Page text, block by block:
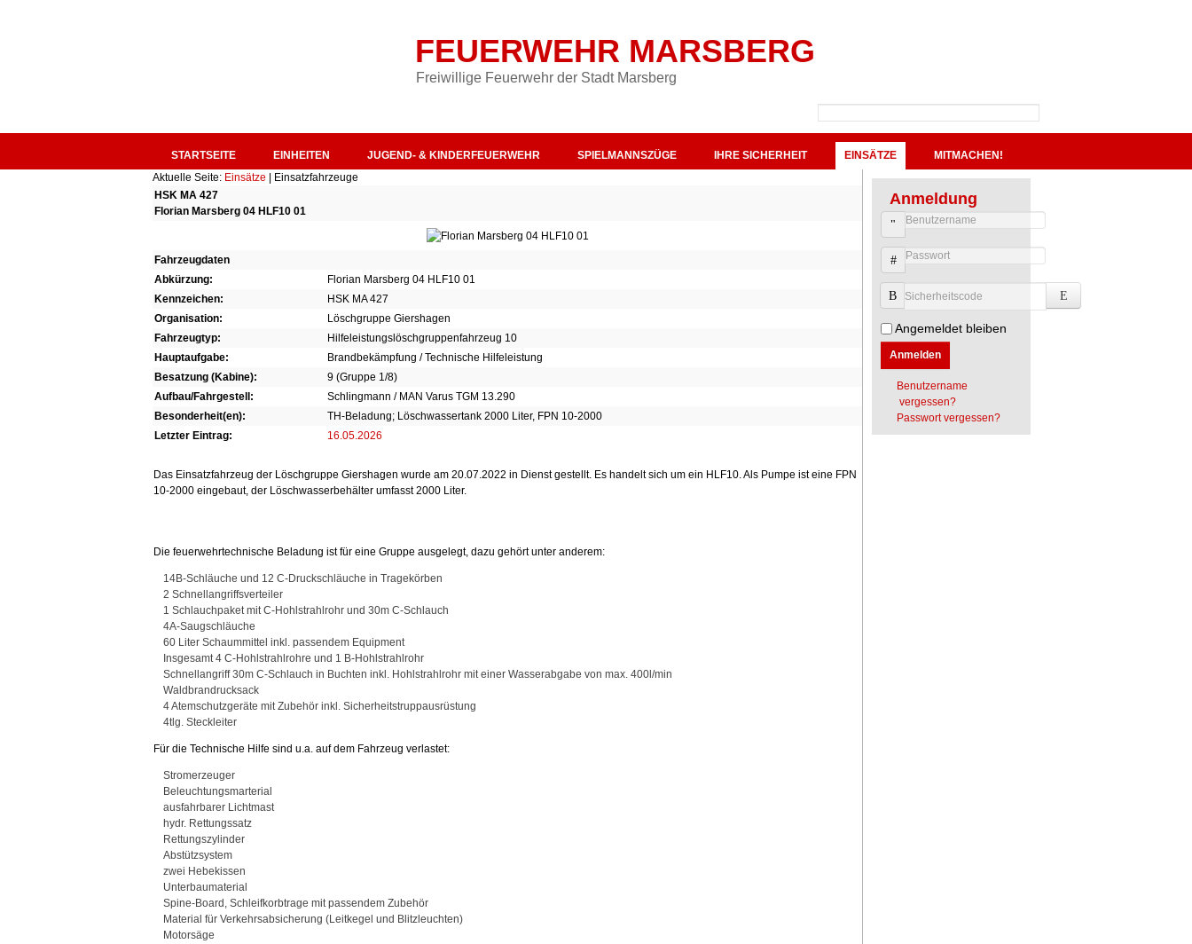
FEUERWEHR MARSBERG
Freiwillige Feuerwehr der Stadt Marsberg
STARTSEITE EINHEITEN JUGEND- & KINDERFEUERWEHR SPIELMANNSZÜGE IHRE SICHERHEIT EINSÄTZE
MITMACHEN!
Aktuelle Seite: Einsätze
Einsatzfahrzeuge
HSK MA 427
Florian Marsberg 04 HLF10 01
Fahrzeugdaten
Abkürzung:
Florian Marsberg 04 HLF10 01
Kennzeichen:
HSK MA 427
Organisation:
Löschgruppe Giershagen
Fahrzeugtyp:
Hilfeleistungslöschgruppenfahrzeug 10
Hauptaufgabe:
Brandbekämpfung / Technische Hilfeleistung
Besatzung (Kabine):
9 (Gruppe 1/8)
Aufbau/Fahrgestell:
Schlingmann / MAN Varus TGM 13.290
Besonderheit(en):
TH-Beladung; Löschwassertank 2000 Liter, FPN 10-2000
Letzter Eintrag:
16.05.2026
Das Einsatzfahrzeug der Löschgruppe Giershagen wurde am 20.07.2022 in Dienst gestellt. Es handelt sich um ein HLF10. Als Pumpe ist eine FPN
10-2000 eingebaut, der Löschwasserbehälter umfasst 2000 Liter.
Die feuerwehrtechnische Beladung ist für eine Gruppe ausgelegt, dazu gehört unter anderem:
14B-Schläuche und 12 C-Druckschläuche in Tragekörben
2 Schnellangriffsverteiler
1 Schlauchpaket mit C-Hohlstrahlrohr und 30m C-Schlauch
4A-Saugschläuche
60 Liter Schaummittel inkl. passendem Equipment
Insgesamt 4 C-Hohlstrahlrohre und 1 B-Hohlstrahlrohr
Schnellangriff 30m C-Schlauch in Buchten inkl. Hohlstrahlrohr mit einer Wasserabgabe von max. 400l/min
Waldbrandrucksack
4 Atemschutzgeräte mit Zubehör inkl. Sicherheitstruppausrüstung
4tlg. Steckleiter
Für die Technische Hilfe sind u.a. auf dem Fahrzeug verlastet:
Stromerzeuger
Beleuchtungsmarterial
ausfahrbarer Lichtmast
hydr. Rettungssatz
Rettungszylinder
Abstützsystem
zwei Hebekissen
Unterbaumaterial
Spine-Board, Schleifkorbtrage mit passendem Zubehör
Material für Verkehrsabsicherung (Leitkegel und Blitzleuchten)
Motorsäge
Anmeldung
Benutzername
Passwort
Sicherheitscode
Angemeldet bleiben
Anmelden
Benutzername
vergessen?
Passwort vergessen?